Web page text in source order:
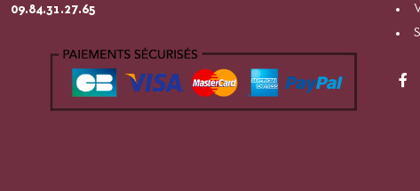
09.84.31.27.65